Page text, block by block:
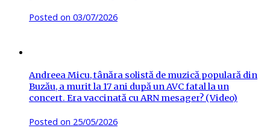
Posted on 03/07/2026
Andreea Micu, tânăra solistă de muzică populară din
Buzău, a murit la 17 ani după un AVC fatal la un
concert. Era vaccinată cu ARN mesager? (Video)
Posted on 25/05/2026